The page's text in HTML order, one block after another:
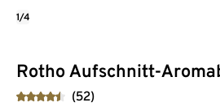
Rotho Aufschnitt-
(52)
1/4